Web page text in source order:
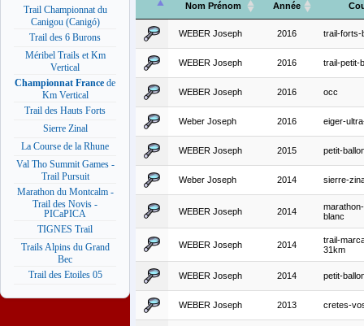
Trail Championnat du
Canigou (Canigó)
Trail des 6 Burons
Méribel Trails et Km
Vertical
Championnat France de
Km Vertical
Trail des Hauts Forts
Sierre Zinal
La Course de la Rhune
Val Tho Summit Games -
Trail Pursuit
Marathon du Montcalm -
Trail des Novis -
PICaPICA
TIGNES Trail
Trails Alpins du Grand
Bec
Trail des Etoiles 05
Nom Prénom Année
WEBER Joseph 2016 trail-forts-
WEBER Joseph 2016 trail-petit-
WEBER Joseph 2016 occ
Weber Joseph 2016 eiger-
WEBER Joseph 2015 petit-
Weber Joseph 2014 sierre-
WEBER Joseph 2014
blanc
WEBER Joseph 2014
trail-
31km
WEBER Joseph 2014 petit-
WEBER Joseph 2013 cretes-